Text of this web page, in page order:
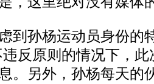
孙杨运动员身份的
反原则的情况下，
。另外，孙杨每天的